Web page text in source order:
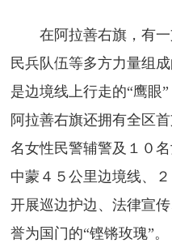
在阿拉善右旗，有
民兵队伍等多方力量组
是边境线上行走的“鹰眼
阿拉善右旗还拥有全区
名女性民警辅警及１０
中蒙４５公里边境线、
开展巡边护边、法律宣
誉为国门的“铿锵玫瑰”。